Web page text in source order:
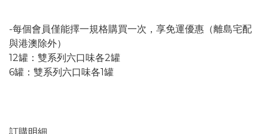
-每個會員僅能擇一規格購買一次，享免運優惠（離島宅配
與港澳除外）
12罐：雙系列六口味各2罐
6罐：雙系列六口味各1罐